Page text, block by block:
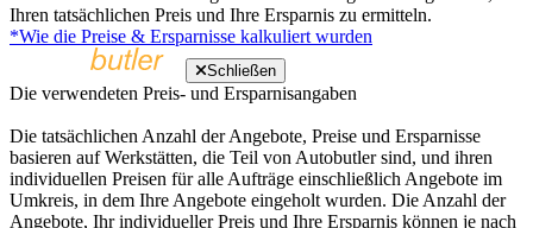
Ihren tatsächlichen Preis und Ihre Ersparnis zu ermitteln.
*Wie die Preise & Ersparnisse kalkuliert wurden
Schließen
Die verwendeten Preis- und Ersparnisangaben
Die tatsächlichen Anzahl der Angebote, Preise und Ersparnisse
basieren auf Werkstätten, die Teil von Autobutler sind, und ihren
individuellen Preisen für alle Aufträge einschließlich Angebote im
Umkreis, in dem Ihre Angebote eingeholt wurden. Die Anzahl der
Angebote, Ihr individueller Preis und Ihre Ersparnis können je nach